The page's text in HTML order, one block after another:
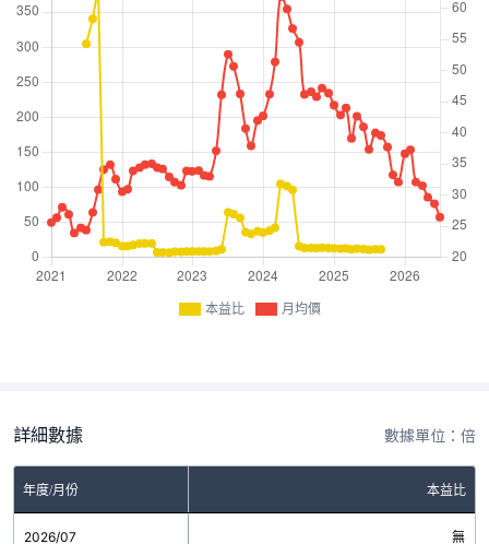
本益比 月均價
詳細數據 數據單位：倍
年度/月份 本益比
2026/07 無